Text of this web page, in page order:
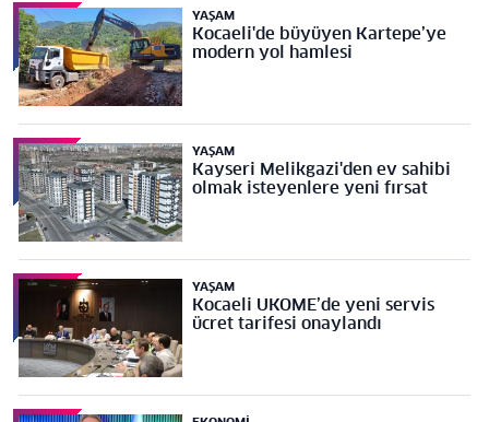
YAŞAM
Kocaeli'de büyüyen Kartepe’ye
modern yol hamlesi
YAŞAM
Kayseri Melikgazi'den ev sahibi
olmak isteyenlere yeni fırsat
YAŞAM
Kocaeli UKOME’de yeni servis
ücret tarifesi onaylandı